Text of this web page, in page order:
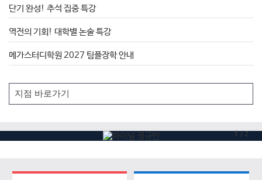
단기 완성! 추석 집중 특강
역전의 기회! 대학별 논술 특강
메가스터디학원 2027 팀플장학 안내
1 / 2